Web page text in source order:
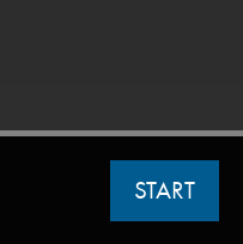
START